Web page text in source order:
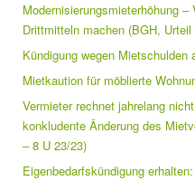
Modernisierungsmieterhöhung
Drittmitteln machen (BGH,
Kündigung wegen
Mietkaution für möblierte
Vermieter rechnet jahrelang
konkludente Änderung des
– 8 U 23/23)
Eigenbedarfskündigung